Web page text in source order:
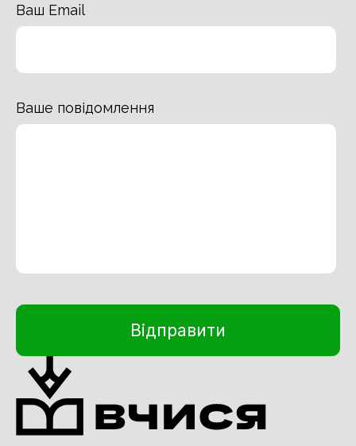
Ваш Email
Ваше повідомлення